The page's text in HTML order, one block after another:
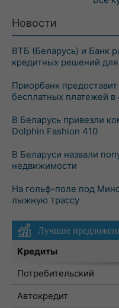
Новости
ВТБ (Беларусь) и Банк
кредитных решений
Приорбанк
бесплатных платежей в
В Беларусь привезли
Dolphin Fashion 410
В Беларуси назвали
недвижимости
На гольф-поле под
лыжную трассу
Лучшие
Кредиты
Потребительский
Автокредит